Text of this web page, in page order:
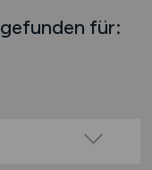
für: